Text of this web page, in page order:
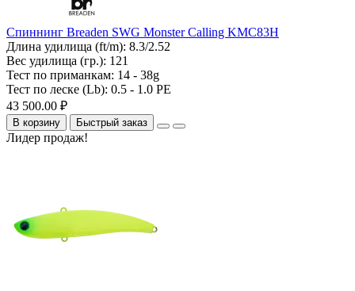
Спиннинг Breaden SWG Monster Calling KMC83H
Длина удилища (ft/m): 8.3/2.52
Вес удилища (гр.): 121
Тест по приманкам: 14 - 38g
Тест по леске (Lb): 0.5 - 1.0 PE
43 500.00 ₽
В корзину Быстрый заказ
Лидер продаж!